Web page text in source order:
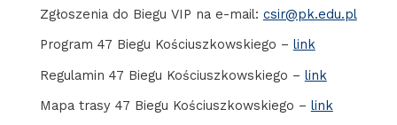
Zgłoszenia do Biegu VIP na e-mail: csir@pk.edu.pl
Program 47 Biegu Kościuszkowskiego – link
Regulamin 47 Biegu Kościuszkowskiego – link
Mapa trasy 47 Biegu Kościuszkowskiego – link